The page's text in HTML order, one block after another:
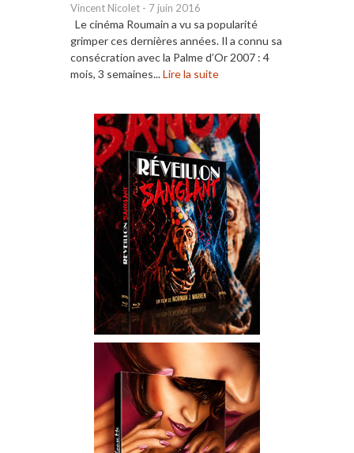
Vincent Nicolet - 7 juin 2016
Le cinéma Roumain a vu sa popularité
grimper ces dernières années. Il a connu sa
consécration avec la Palme d’Or 2007 : 4
mois, 3 semaines...Lire la suite